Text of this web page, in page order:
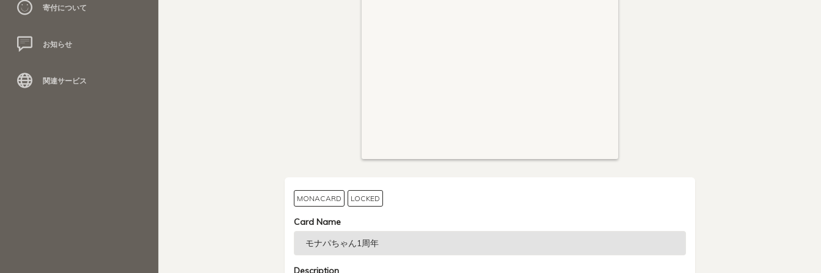
寄付について
お知らせ
関連サービス
MONACARD LOCKED
Card Name
Description